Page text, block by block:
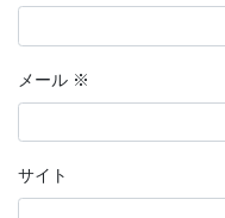
メール ※
サイト